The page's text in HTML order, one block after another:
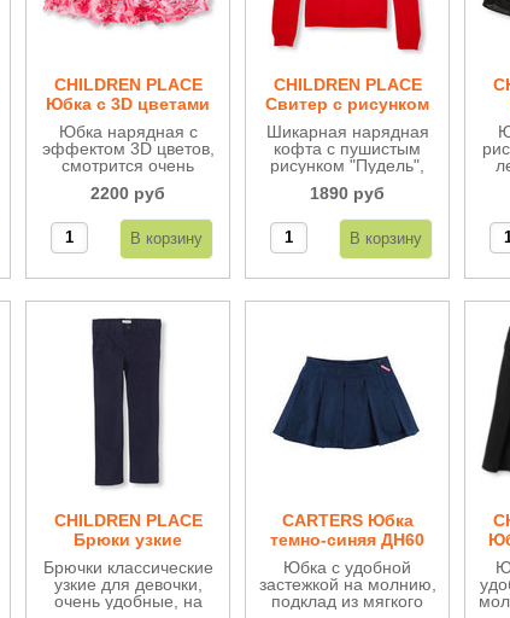
CHILDREN PLACE
Юбка c 3D цветами
Юбка нарядная с
эффектом 3D цветов,
смотрится очень
мягкая резинка.
2200 руб
CHILDREN PLACE
Свитер с рисунком
Шикарная нарядная
кофта с пушистым
рисунком "Пудель",
смотрится очень
эффектно. Нежная
тонкая вязка.
1890 руб
CHILDREN PLACE
Брюки узкие
девочки ДН61
Брючки классические
узкие для девочки,
очень удобные, на
CARTERS Юбка
темно-синяя ДН60
Юбка с удобной
застежкой на молнию,
подклад из мягкого